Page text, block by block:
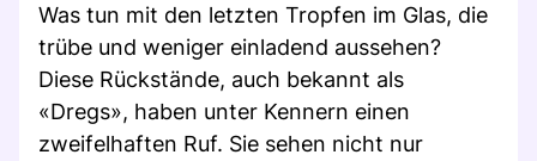
Was tun mit den letzten Tropfen im Glas, die
trübe und weniger einladend aussehen?
Diese Rückstände, auch bekannt als
«Dregs», haben unter Kennern einen
zweifelhaften Ruf. Sie sehen nicht nur